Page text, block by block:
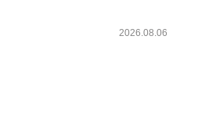
2026.08.06